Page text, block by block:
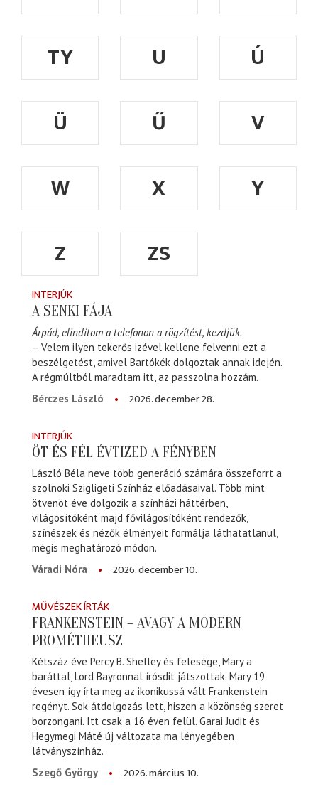
TY
U
Ú
Ü
Ű
V
W
X
Y
Z
ZS
INTERJÚK
A SENKI FÁJA
Árpád, elindítom a telefonon a rögzítést, kezdjük.
– Velem ilyen tekerős izével kellene felvenni ezt a
beszélgetést, amivel Bartókék dolgoztak annak idején.
A régmúltból maradtam itt, az passzolna hozzám.
Bérczes László
2026. december 28.
INTERJÚK
ÖT ÉS FÉL ÉVTIZED A FÉNYBEN
László Béla neve több generáció számára összeforrt a
szolnoki Szigligeti Színház előadásaival. Több mint
ötvenöt éve dolgozik a színházi háttérben,
világosítóként majd fővilágosítóként rendezők,
színészek és nézők élményeit formálja láthatatlanul,
mégis meghatározó módon.
Váradi Nóra
2026. december 10.
MŰVÉSZEK ÍRTÁK
FRANKENSTEIN – AVAGY A MODERN
PROMÉTHEUSZ
Kétszáz éve Percy B. Shelley és felesége, Mary a
baráttal, Lord Bayronnal írósdit játszottak. Mary 19
évesen így írta meg az ikonikussá vált Frankenstein
regényt. Sok átdolgozás lett, hiszen a közönség szeret
borzongani. Itt csak a 16 éven felül. Garai Judit és
Hegymegi Máté új változata ma lényegében
látványszínház.
Szegő György
2026. március 10.